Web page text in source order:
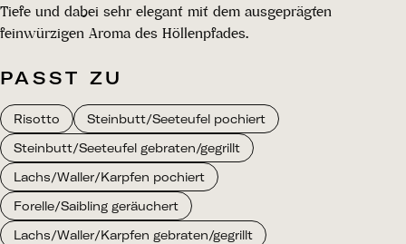
Tiefe und dabei sehr elegant mit dem ausgeprägten
feinwürzigen Aroma des Höllenpfades.
PASST ZU
Risotto
Steinbutt/Seeteufel pochiert
Steinbutt/Seeteufel gebraten/gegrillt
Lachs/Waller/Karpfen pochiert
Forelle/Saibling geräuchert
Lachs/Waller/Karpfen gebraten/gegrillt